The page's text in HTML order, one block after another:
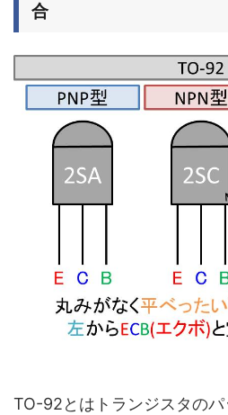
合
TO-92とはトランジスタのパ